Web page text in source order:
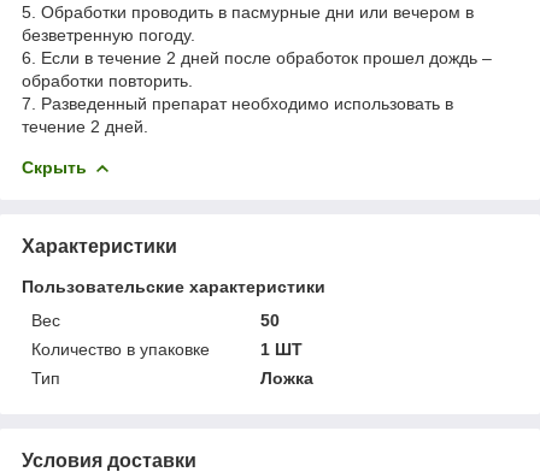
5. Обработки проводить в пасмурные дни или вечером в
безветренную погоду.
6. Если в течение 2 дней после обработок прошел дождь –
обработки повторить.
7. Разведенный препарат необходимо использовать в
течение 2 дней.
Скрыть
Характеристики
Пользовательские характеристики
Вес
50
Количество в упаковке
1 ШТ
Тип
Ложка
Условия доставки